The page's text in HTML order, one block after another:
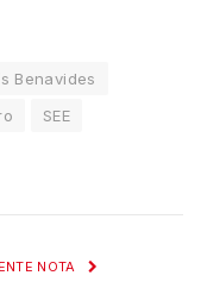
Benavides
SEE
NOTA